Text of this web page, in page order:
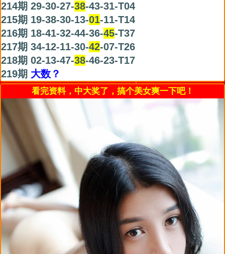
214期 29-30-27-38-43-31-T04
215期 19-38-30-13-01-11-T14
216期 18-41-32-44-36-45-T37
217期 34-12-11-30-42-07-T26
218期 02-13-47-38-46-23-T17
219期 大数？
看完资料，中大奖了，搞个美女爽一下吧！